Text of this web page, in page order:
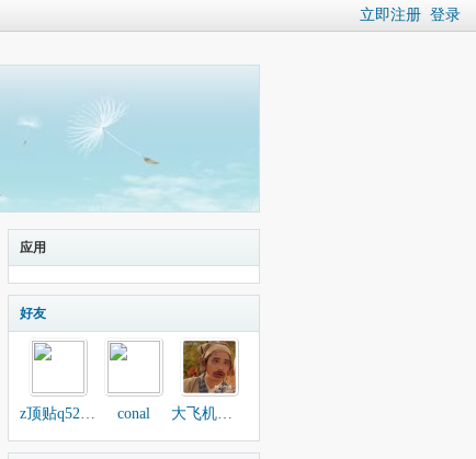
立即注册 登录
应用
好友
z顶贴q525093551 conal 大飞机卖黑莓